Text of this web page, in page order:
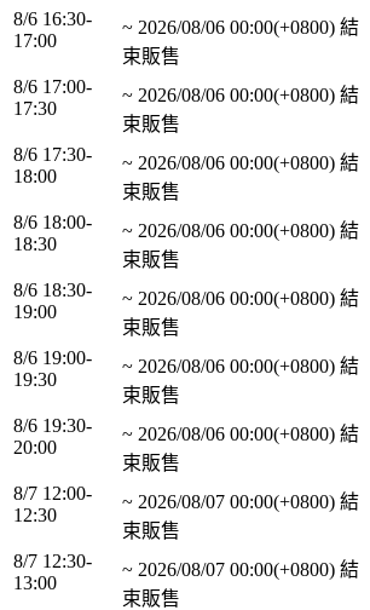
8/6 16:30-
17:00
~ 2026/08/06 00:00(+0800) 結
束販售
8/6 17:00-
17:30
~ 2026/08/06 00:00(+0800) 結
束販售
8/6 17:30-
18:00
~ 2026/08/06 00:00(+0800) 結
束販售
8/6 18:00-
18:30
~ 2026/08/06 00:00(+0800) 結
束販售
8/6 18:30-
19:00
~ 2026/08/06 00:00(+0800) 結
束販售
8/6 19:00-
19:30
~ 2026/08/06 00:00(+0800) 結
束販售
8/6 19:30-
20:00
~ 2026/08/06 00:00(+0800) 結
束販售
8/7 12:00-
12:30
~ 2026/08/07 00:00(+0800) 結
束販售
8/7 12:30-
13:00
~ 2026/08/07 00:00(+0800) 結
束販售